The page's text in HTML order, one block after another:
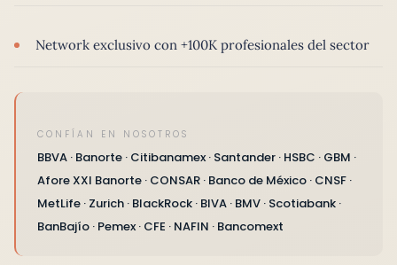
Network exclusivo con +100K profesionales del sector
CONFÍAN EN NOSOTROS
BBVA · Banorte · Citibanamex · Santander · HSBC · GBM ·
Afore XXI Banorte · CONSAR · Banco de México · CNSF ·
MetLife · Zurich · BlackRock · BIVA · BMV · Scotiabank ·
BanBajío · Pemex · CFE · NAFIN · Bancomext